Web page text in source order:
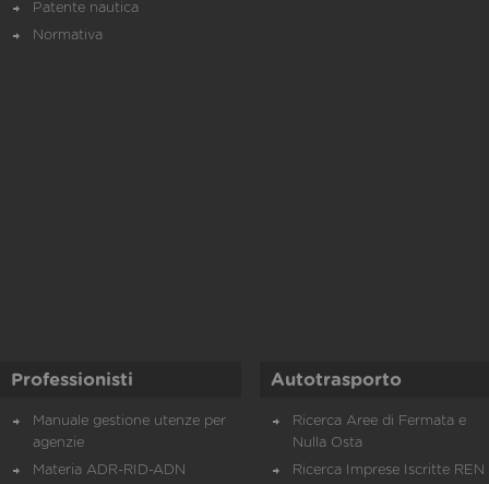
Patente nautica
Normativa
Professionisti
Manuale gestione utenze per
agenzie
Materia ADR-RID-ADN
Autotrasporto
Ricerca Aree di Fermata e
Nulla Osta
Ricerca Imprese Iscritte REN